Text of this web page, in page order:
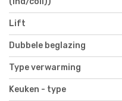
Lift
Dubbele beglazing
Type verwarming
Keuken - type